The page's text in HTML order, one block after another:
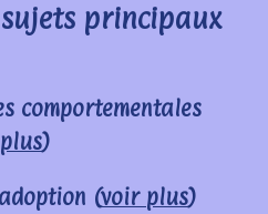
principaux
comportementales
)
(voir plus)